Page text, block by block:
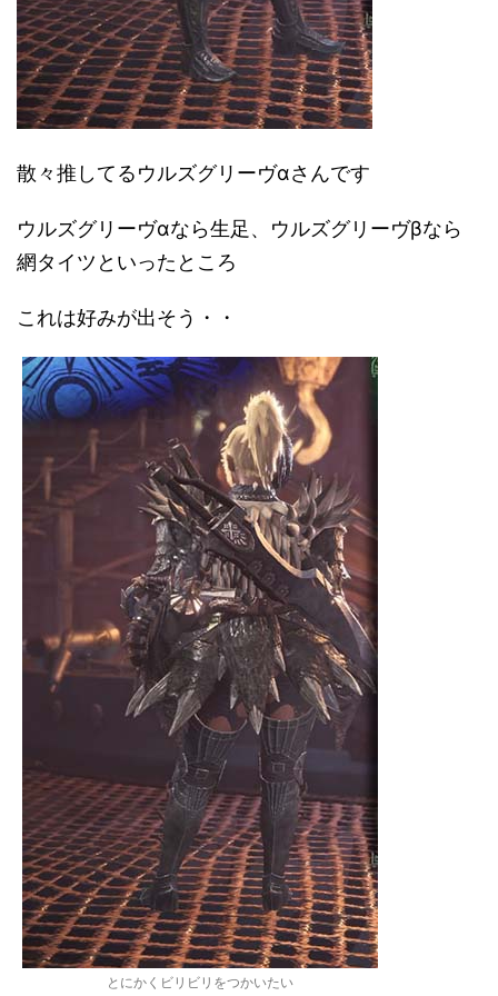
散々推してるウルズグリーヴαさんです
ウルズグリーヴαなら生足、ウルズグリーヴβなら
網タイツといったところ
これは好みが出そう・・
とにかくビリビリをつかいたい